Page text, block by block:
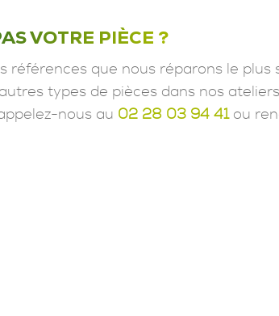
VOTRE PIÈCE ?
références que nous réparons le plus
types de pièces dans nos
nous au 02 28 03 94 41ou